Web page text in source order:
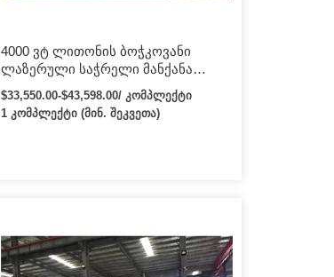
4000 ვტ ლითონის ბოჭკოვანი
ლაზერული საჭრელი მანქანა
Yaskawa სერვო ძრავით, IPG
ლაზერული წყარო თურქეთში
მცირე ლაზერული საჭრელი
$33,550.00-$43,598.00/ კომპლექტი
1 კომპლექტი (მინ. შეკვეთა)